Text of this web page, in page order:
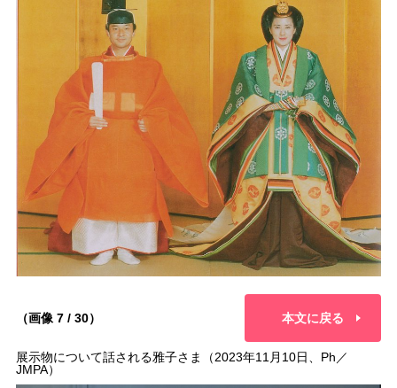
（画像 7 / 30） 本文に戻る
展示物について話される雅子さま（2023年11月10日、Ph／
JMPA）